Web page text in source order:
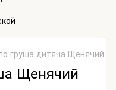
груша дитяча Щенячий
Щенячий